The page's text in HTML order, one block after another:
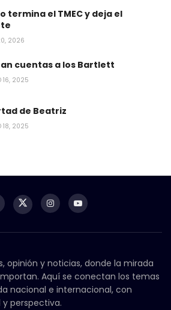
termina el TMEC y deja el
2026
cuentas a los Bartlett
16, 2025
de Beatriz
18, 2025
opinión y noticias, donde la mirada
Aquí se conectan los temas
nacional e internacional, con
perspectiva.